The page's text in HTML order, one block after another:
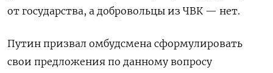
от государства, а добровольцы из ЧВК — нет.
Путин призвал омбудсмена сформулировать
свои предложения по данному вопросу